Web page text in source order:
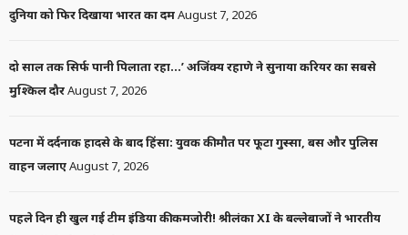
दुनिया को फिर दिखाया भारत का दमAugust 7, 2026
दो साल तक सिर्फ पानी पिलाता रहा…’ अजिंक्य रहाणे ने सुनाया करियर का सबसे
मुश्किल दौरAugust 7, 2026
पटना में दर्दनाक हादसे के बाद हिंसा: युवक की मौत पर फूटा गुस्सा, बस और पुलिस
वाहन जलाएAugust 7, 2026
पहले दिन ही खुल गई टीम इंडिया की कमजोरी! श्रीलंका XI के बल्लेबाजों ने भारतीय